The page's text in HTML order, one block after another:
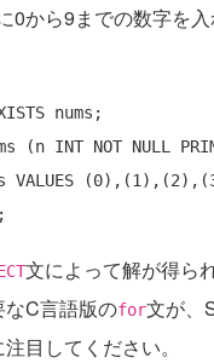
0から9までの数字を入
(n INT NOT NULL
VALUES
文によって解が得ら
C言語版のfor文が、
目してください。